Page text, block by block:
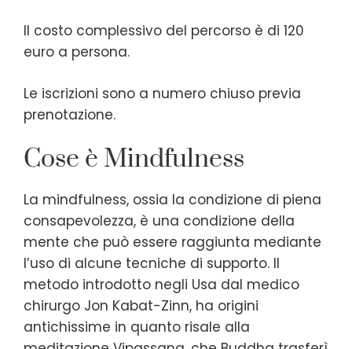
Il costo complessivo del percorso è di 120
euro a persona.
Le iscrizioni sono a numero chiuso previa
prenotazione.
Cose è Mindfulness
La mindfulness, ossia la condizione di piena
consapevolezza, è una condizione della
mente che può essere raggiunta mediante
l’uso di alcune tecniche di supporto. Il
metodo introdotto negli Usa dal medico
chirurgo Jon Kabat-Zinn, ha origini
antichissime in quanto risale alla